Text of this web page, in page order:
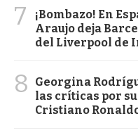
7
¡Bombazo! En
Araujo deja
del Liverpool de
8
Georgina
las críticas por
Cristiano